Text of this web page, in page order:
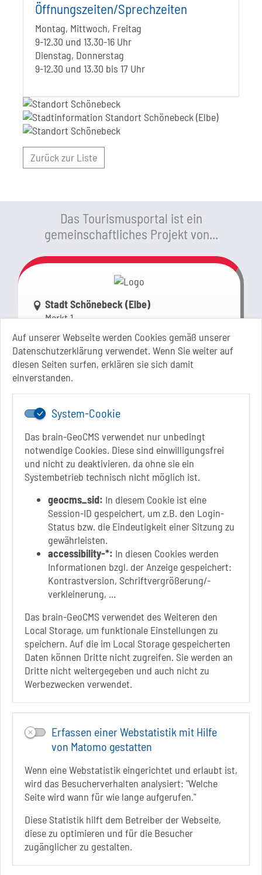
Auf unserer Webseite werden Cookies gemäß unserer
Datenschutzerklärung verwendet. Wenn Sie weiter auf
diesen Seiten surfen, erklären sie sich damit
einverstanden.
System-Cookie
Das brain-GeoCMS verwendet nur unbedingt
notwendige Cookies. Diese sind einwilligungsfrei
und nicht zu deaktivieren, da ohne sie ein
Systembetrieb technisch nicht möglich ist.
geocms_sid: In diesem Cookie ist eine
Session-ID gespeichert, um z.B. den Login-
Status bzw. die Eindeutigkeit einer Sitzung zu
gewährleisten.
accessibility-*: In diesen Cookies werden
Informationen bzgl. der Anzeige gespeichert:
Kontrastversion, Schriftvergrößerung/-
verkleinerung, ...
Das brain-GeoCMS verwendet des Weiteren den
Local Storage, um funktionale Einstellungen zu
speichern. Auf die im Local Storage gespeicherten
Daten können Dritte nicht zugreifen. Sie werden an
Dritte nicht weitergegeben und auch nicht zu
Werbezwecken verwendet.
Erfassen einer Webstatistik mit Hilfe
von Matomo gestatten
Wenn eine Webstatistik eingerichtet und erlaubt ist,
wird das Besucherverhalten analysiert: "Welche
Seite wird wann für wie lange aufgerufen."
Diese Statistik hilft dem Betreiber der Webseite,
diese zu optimieren und für die Besucher
zugänglicher zu gestalten.
Öffnungszeiten/Sprechzeiten
Montag, Mittwoch, Freitag
9-12.30 und 13.30-16 Uhr
Dienstag, Donnerstag
9-12.30 und 13.30 bis 17 Uhr
Zurück zur Liste
Das Tourismusportal ist ein
gemeinschaftliches Projekt von...
Link zur Google-Maps Navigation
Stadt Schönebeck (Elbe)
Markt 1
39218 Schönebeck (Elbe)
Sachsen-Anhalt
+49 3928 710-0
+49 3928 710-199
stadt.sbk[at]schoenebeck-elbe.de
www.schoenebeck.de
Mo.: 13 Uhr - 15 Uhr
Di.: 9 Uhr - 11.30 Uhr
13 Uhr - 18 Uhr
Do.: 9 Uhr - 11.30 Uhr
Fr.: nach Vereinbarung
FACEBOOK
INSTAGRAM
YOUTUBE
Link zur Google-Maps Navigation
SOLEPARK Schönebeck/Bad Salzelmen
Eigenbetrieb der Stadt Schönebeck (Elbe)
Badepark 1
39218 Schönebeck (Elbe)
+49 3928 7055-42
info[at]solepark.de
www.visitschoenebeck.de
Infos zur Barrierefreiheit
Sie befinden sich hier Startseite
Unterkünfte